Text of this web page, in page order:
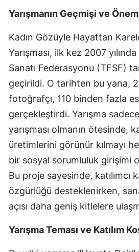
Yarışmanın Geçmişi ve
Kadın Gözüyle Hayattan
Yarışması, ilk kez 2007
Sanatı Federasyonu (TFSF)
geçirildi. O tarihten bu yana,
fotoğrafçı, 110 binden fazla
gerçekleştirdi. Yarışma
yarışması olmanın ötesinde,
üretimlerini görünür kılmayı
bir sosyal sorumluluk girişimi
Bu proje sayesinde, katılımcı
özgürlüğü desteklenirken,
açısı daha geniş kitlelere
Yarışma Teması ve Katılım